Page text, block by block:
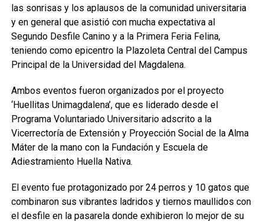
las sonrisas y los aplausos de la comunidad universitaria
y en general que asistió con mucha expectativa al
Segundo Desfile Canino y a la Primera Feria Felina,
teniendo como epicentro la Plazoleta Central del Campus
Principal de la Universidad del Magdalena.
Ambos eventos fueron organizados por el proyecto
‘Huellitas Unimagdalena’, que es liderado desde el
Programa Voluntariado Universitario adscrito a la
Vicerrectoría de Extensión y Proyección Social de la Alma
Máter de la mano con la Fundación y Escuela de
Adiestramiento Huella Nativa.
El evento fue protagonizado por 24 perros y 10 gatos que
combinaron sus vibrantes ladridos y tiernos maullidos con
el desfile en la pasarela donde exhibieron lo mejor de su